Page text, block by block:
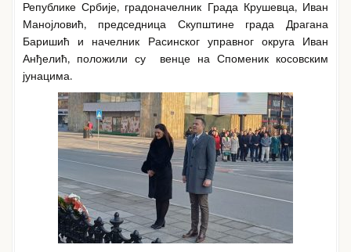
Републике Србије, градоначелник Града Крушевца, Иван
Манојловић, председница Скупштине града Драгана
Баришић и начелник Расинског управног округа Иван
Анђелић, положили су венце на Споменик косовским
јунацима.